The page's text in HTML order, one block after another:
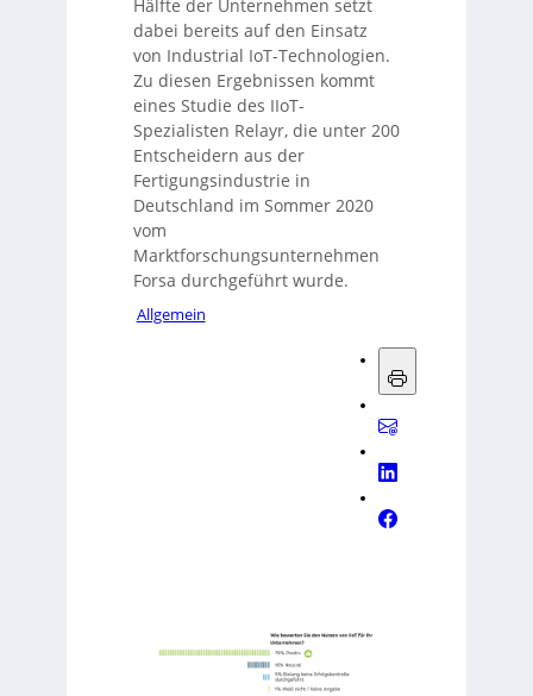
Hälfte der Unternehmen setzt
dabei bereits auf den Einsatz
von Industrial IoT-Technologien.
Zu diesen Ergebnissen kommt
eines Studie des IIoT-
Spezialisten Relayr, die unter 200
Entscheidern aus der
Fertigungsindustrie in
Deutschland im Sommer 2020
vom
Marktforschungsunternehmen
Forsa durchgeführt wurde.
Allgemein